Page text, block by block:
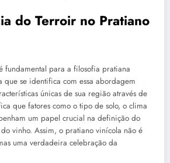
do Terroir no Pratiano
fundamental para a filosofia pratiana
que se identifica com essa abordagem
únicas de sua região através de
que fatores como o tipo de solo, o clima
um papel crucial na definição do
vinho. Assim, o pratiano vinícola não é
uma verdadeira celebração da